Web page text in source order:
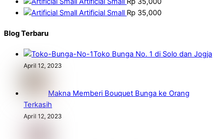
Artificial Small Rp 35,000
Blog Terbaru
Toko Bunga No. 1 di Solo dan Jogja
April 12, 2023
Makna Memberi Bouquet Bunga ke Orang
Terkasih
April 12, 2023